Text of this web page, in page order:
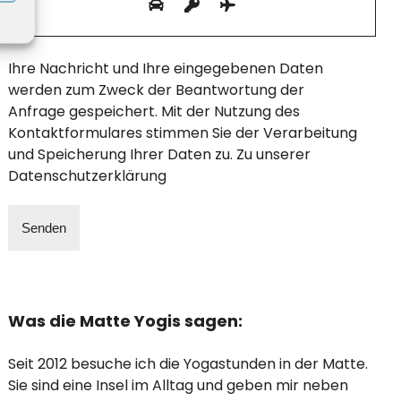
Ihre Nachricht und Ihre eingegebenen Daten
werden zum Zweck der Beantwortung der
Anfrage gespeichert. Mit der Nutzung des
Kontaktformulares stimmen Sie der Verarbeitung
und Speicherung Ihrer Daten zu. Zu unserer
Datenschutzerklärung
Was die Matte Yogis sagen:
Seit 2012 besuche ich die Yogastunden in der Matte.
Sie sind eine Insel im Alltag und geben mir neben